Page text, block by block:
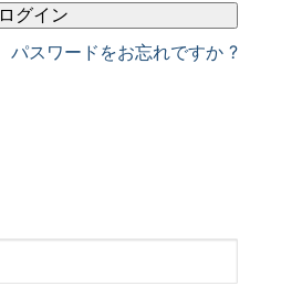
ログイン
パスワードをお忘れですか ?